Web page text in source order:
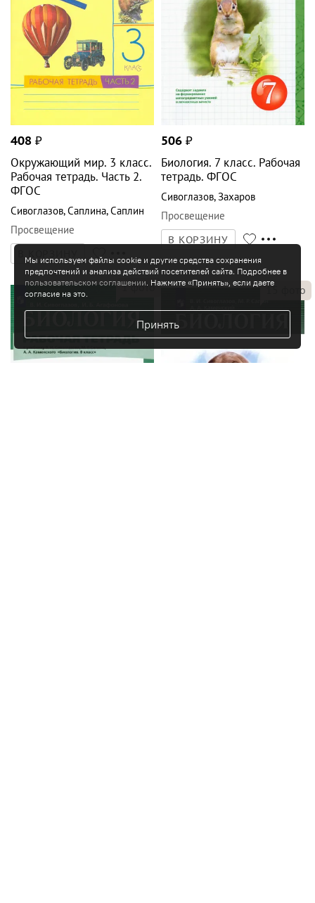
408 ₽
Окружающий мир. 3 класс.
Рабочая тетрадь. Часть 2.
ФГОС
Сивоглазов,Саплина,Саплин
Просвещение
506 ₽
Биология. 7 класс. Рабочая
тетрадь. ФГОС
Сивоглазов,Захаров
Просвещение
В КОРЗИНУ
1фото 15 фото
Мы используем файлы cookie и другие средства сохранения
предпочтений и анализа действий посетителей сайта. Подробнее в
пользовательском соглашении. Нажмите «Принять», если даете
согласие на это.
Принять